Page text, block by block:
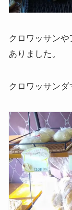
クロワッサン
ありました。
クロワッサンダ